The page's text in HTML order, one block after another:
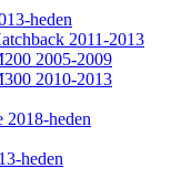
heden
2011-2013
2005-2009
2010-2013
2018-heden
heden